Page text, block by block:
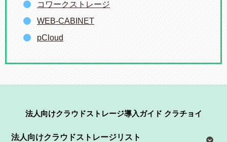
コワークストレージ
WEB-CABINET
pCloud
法人向けクラウドストレージ導入ガイド クラチョイ
法人向けクラウドストレージリスト